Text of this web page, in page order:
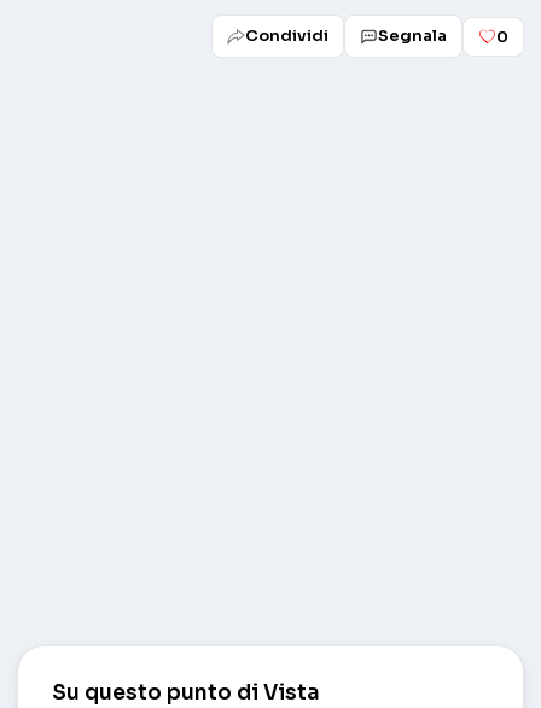
Condividi Segnala 0
Su questo punto di Vista